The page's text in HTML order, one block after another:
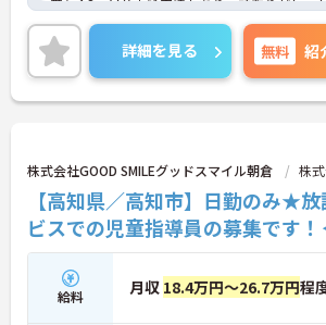
反映されるのもおすすめしたいポイントのひ
ご興味ある方には、面接対策ポイントなど、
詳細をお話しいたしますのでお気軽にご相談
詳細を見る 無料 紹
株式会社GOOD SMILEグッドスマイル朝倉 株
【高知県／高知市】日勤のみ★
ビスでの児童指導員の募集です
給料 月収 18.4万円～26.7万円程